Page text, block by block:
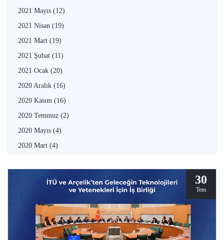
2021 Mayıs (12)
2021 Nisan (19)
2021 Mart (19)
2021 Şubat (11)
2021 Ocak (20)
2020 Aralık (16)
2020 Kasım (16)
2020 Temmuz (2)
2020 Mayıs (4)
2020 Mart (4)
30
Tem